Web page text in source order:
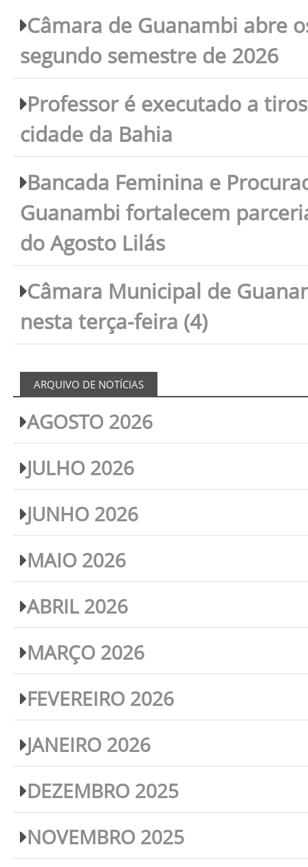
Câmara de Guanambi abre
segundo semestre de 2026
Professor é executado a
cidade da Bahia
Bancada Feminina e
Guanambi fortalecem
do Agosto Lilás
Câmara Municipal de
nesta terça-feira (4)
ARQUIVO DE NOTÍCIAS
AGOSTO 2026
JULHO 2026
JUNHO 2026
MAIO 2026
ABRIL 2026
MARÇO 2026
FEVEREIRO 2026
JANEIRO 2026
DEZEMBRO 2025
NOVEMBRO 2025